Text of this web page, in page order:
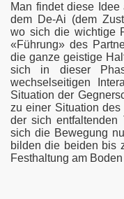
Man findet diese
dem De-Ai (dem
wo sich die wichtige
«Führung» des
die ganze geistige
sich in dieser
wechselseitigen
Situation der
zu einer Situation
der sich entfaltenden
sich die Bewegung
bilden die beiden bis
Festhaltung am